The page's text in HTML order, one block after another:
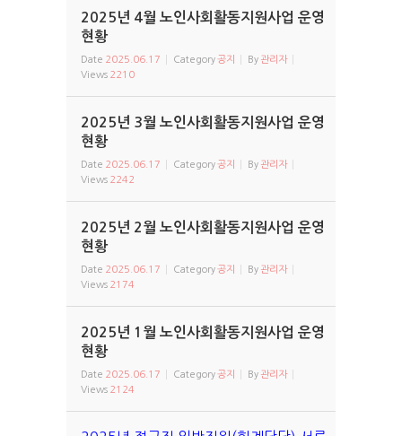
2025년 4월 노인사회활동지원사업 운영
현황
Date 2025.06.17 Category공지 By 관리자
Views 2210
2025년 3월 노인사회활동지원사업 운영
현황
Date 2025.06.17 Category공지 By 관리자
Views 2242
2025년 2월 노인사회활동지원사업 운영
현황
Date 2025.06.17 Category공지 By 관리자
Views 2174
2025년 1월 노인사회활동지원사업 운영
현황
Date 2025.06.17 Category공지 By 관리자
Views 2124